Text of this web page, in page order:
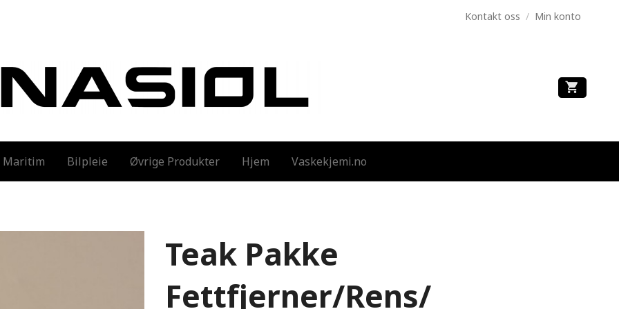
Kontakt oss / Min konto
Maritim Bilpleie Øvrige Produkter Hjem Vaskekjemi.no
Teak Pakke
Fettfjerner/Rens/